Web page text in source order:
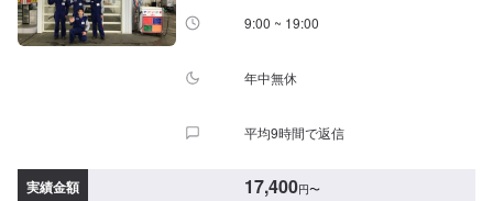
9:00 ~ 19:00
年中無休
平均9時間で返信
実績金額 17,400円〜